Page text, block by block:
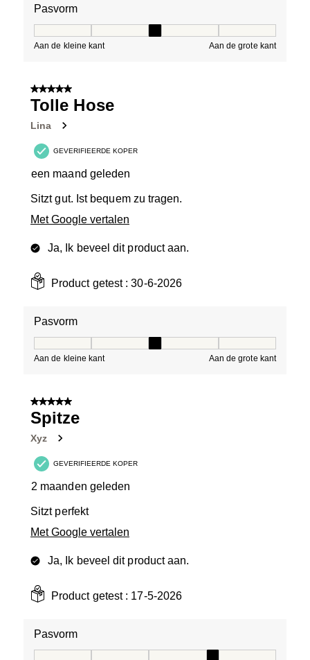
Pasvorm
Aan de kleine kant Aan de grote kant
5 van 5 sterren.
Tolle Hose
Lina
GEVERIFIEERDE KOPER
een maand geleden
Sitzt gut. Ist bequem zu tragen.
Met Google vertalen
Ja, Ik beveel dit product aan.
Product getest :30-6-2026
Pasvorm
Aan de kleine kant Aan de grote kant
5 van 5 sterren.
Spitze
Xyz
GEVERIFIEERDE KOPER
2 maanden geleden
Sitzt perfekt
Met Google vertalen
Ja, Ik beveel dit product aan.
Product getest : 17-5-2026
Pasvorm